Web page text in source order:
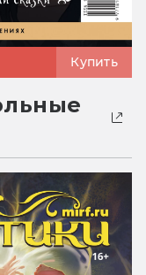
Купить